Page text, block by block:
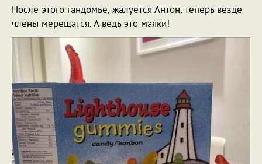
После этого гандомье, жалуется Антон, теперь везде
члены мерещатся. А ведь это маяки!